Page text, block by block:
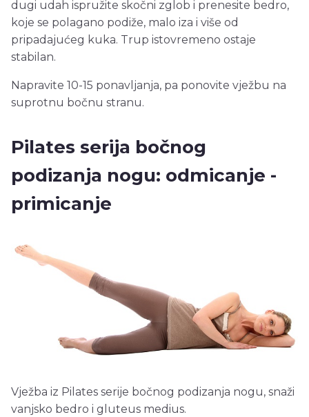
dugi udah ispružite skočni zglob i prenesite bedro,
koje se polagano podiže, malo iza i više od
pripadajućeg kuka. Trup istovremeno ostaje
stabilan.
Napravite 10-15 ponavljanja, pa ponovite vježbu na
suprotnu bočnu stranu.
Pilates serija bočnog
podizanja nogu: odmicanje -
primicanje
Vježba iz Pilates serije bočnog podizanja nogu, snaži
vanjsko bedro i gluteus medius.